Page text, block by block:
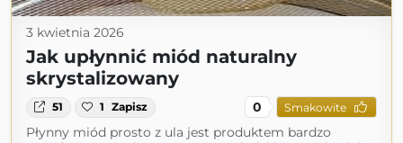
3 kwietnia 2026
Jak upłynnić miód naturalny
skrystalizowany
51 1 Zapisz 0 Smakowite
Płynny miód prosto z ula jest produktem bardzo